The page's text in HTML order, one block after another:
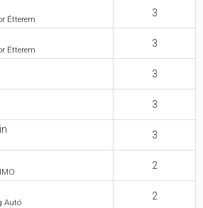
Étterem
3
Étterem
3
3
3
3
2
Autó
2